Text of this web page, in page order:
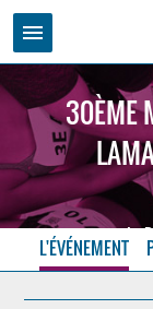
menu
30ÈME
La
L'ÉVÉNEMENT